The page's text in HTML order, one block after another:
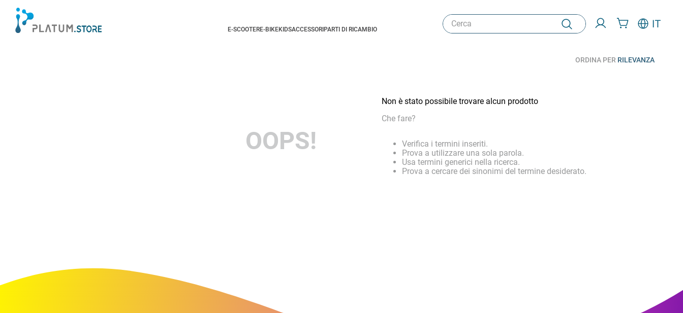
E-SCOOTERE-BIKEKIDSACCESSORI PARTI DI RICAMBIO
Cerca IT
ORDINA PER RILEVANZA
OOPS!
Non è stato possibile trovare alcun prodotto
Che fare?
Verifica i termini inseriti.
Prova a utilizzare una sola parola.
Usa termini generici nella ricerca.
Prova a cercare dei sinonimi del termine desiderato.